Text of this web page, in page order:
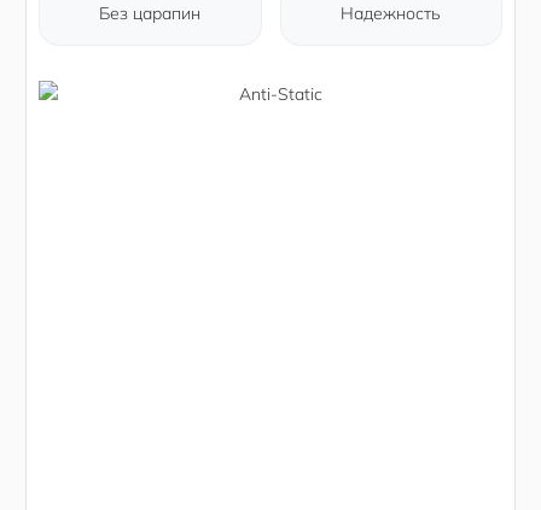
Без царапин Надежность